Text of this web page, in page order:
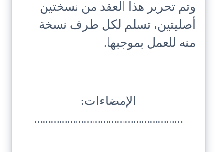
وتم تحرير هذا العقد من نسختين
أصليتين، تسلم لكل طرف نسخة
منه للعمل بموجبها.
الإمضاءات:
………………………………………………